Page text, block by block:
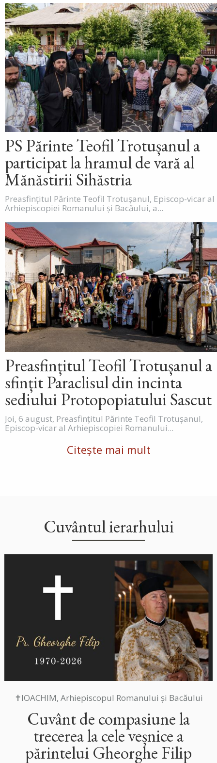
PS Părinte Teofil Trotușanul a
participat la hramul de vară al
Mănăstirii Sihăstria
Preasfințitul Părinte Teofil Trotușanul, Episcop-vicar al
Arhiepiscopiei Romanului și Bacăului, a...
Preasfințitul Teofil Trotușanul a
sfințit Paraclisul din incinta
sediului Protopopiatului Sascut
Joi, 6 august, Preasfințitul Părinte Teofil Trotușanul,
Episcop-vicar al Arhiepiscopiei Romanului...
Citește mai mult
Cuvântul ierarhului
✝IOACHIM, Arhiepiscopul Romanului și Bacăului
Cuvânt de compasiune la
trecerea la cele veșnice a
părintelui Gheorghe Filip